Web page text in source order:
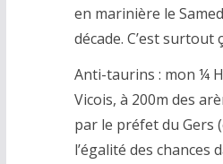
en marinière le
décade. C’est surtout
Anti-taurins : mon ¼
Vicois, à 200m des
par le préfet du Gers
l’égalité des chances